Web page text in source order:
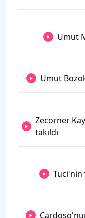
Umut
Umut
Zecorner
takıldı